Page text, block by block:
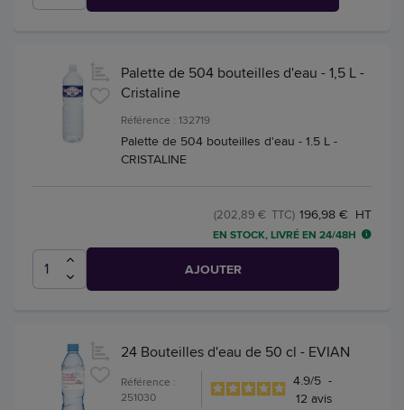
Palette de 504 bouteilles d'eau - 1,5 L -
Cristaline
Référence : 132719
Palette de 504 bouteilles d'eau - 1.5 L -
CRISTALINE
196,98 € HT
(202,89 € TTC)
EN STOCK, LIVRÉ EN 24/48H
AJOUTER
24 Bouteilles d'eau de 50 cl - EVIAN
Référence :
251030
4.9/5 -
12 avis